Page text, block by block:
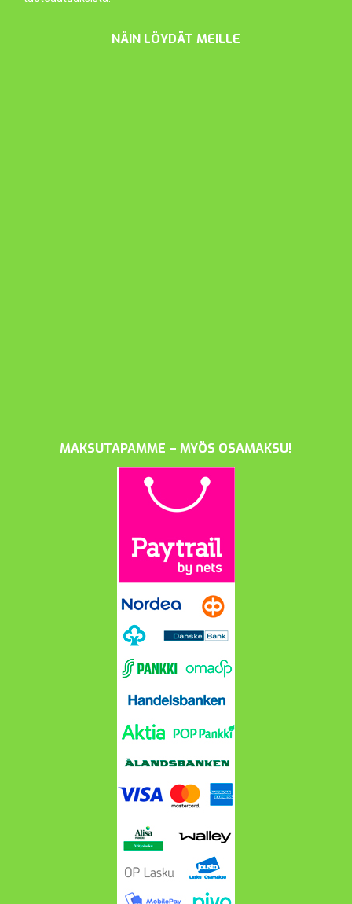
NÄIN LÖYDÄT MEILLE
MAKSUTAPAMME – MYÖS OSAMAKSU!